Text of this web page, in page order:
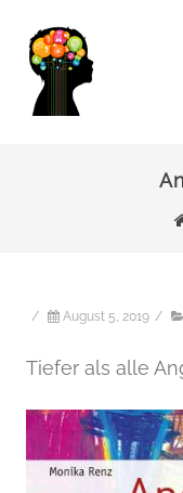
/ August 5, 2019 /
Tiefer als alle